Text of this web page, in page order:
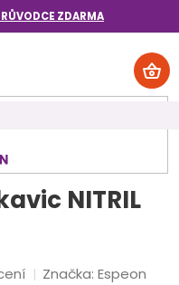
ZDARMA
NITRIL
Značka:Espeon